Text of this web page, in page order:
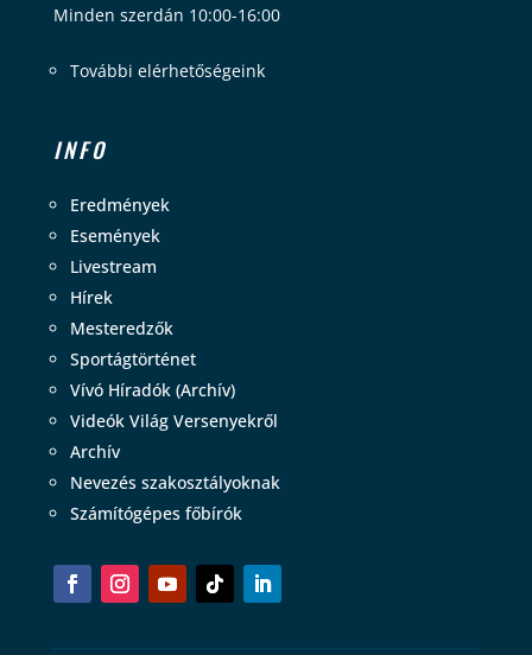
Minden szerdán 10:00-16:00
További elérhetőségeink
INFO
Eredmények
Események
Livestream
Hírek
Mesteredzők
Sportágtörténet
Vívó Híradók (Archív)
Videók Világ Versenyekről
Archív
Nevezés szakosztályoknak
Számítógépes főbírók